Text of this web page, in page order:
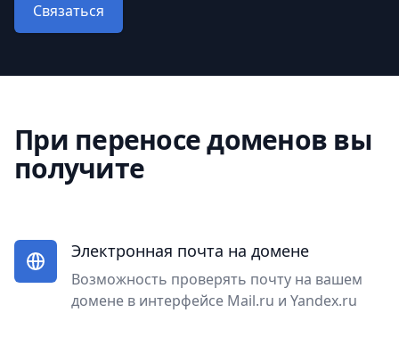
Связаться
При переносе доменов вы
получите
Электронная почта на домене
Возможность проверять почту на вашем
домене в интерфейсе Mail.ru и Yandex.ru